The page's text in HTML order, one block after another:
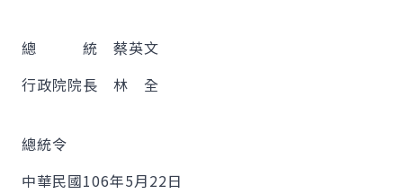
總 統 蔡英文
行政院院長 林 全
總統令
中華民國106年5月22日